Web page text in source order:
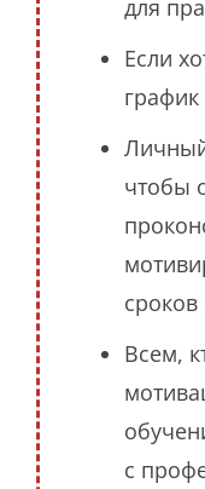
для
Если
Личный
чтобы
сроков
Всем,
с